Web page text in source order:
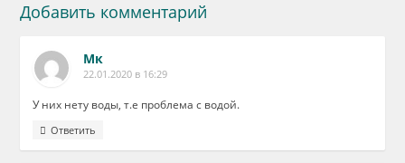
Добавить комментарий
Мк
22.01.2020 в 16:29
У них нету воды, т.е проблема с водой.
Ответить